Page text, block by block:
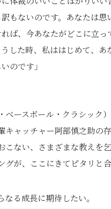
もないのです。あなたは
れば、今あなたがどこに立
した時、私ははじめて、
のです」
ベースボール・クラシック
キャッチャー阿部慎之助の
こない、さまざまな教えを
グが、ここにきてピタリと合
る成長に期待したい。